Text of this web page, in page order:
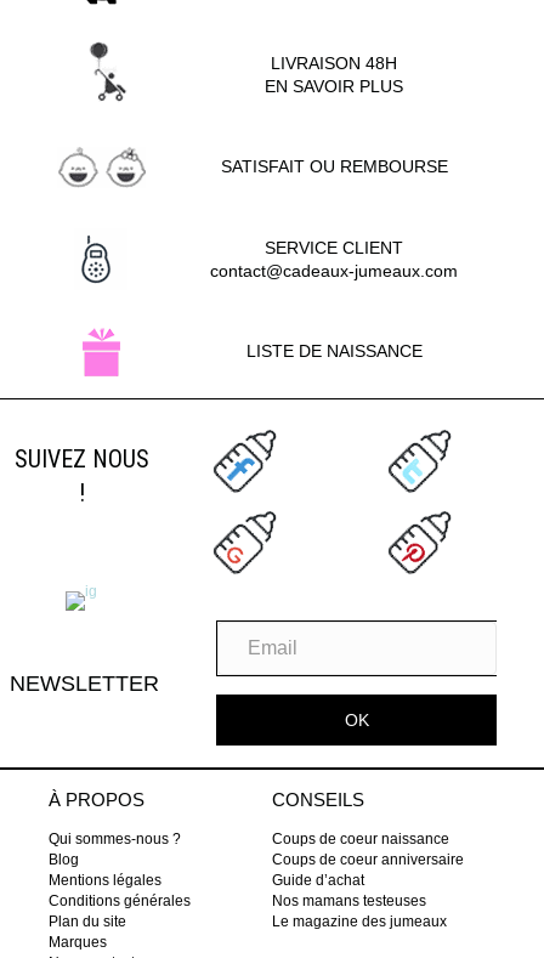
LIVRAISON 48H
EN SAVOIR PLUS
SATISFAIT OU REMBOURSE
SERVICE CLIENT
contact@cadeaux-jumeaux.com
LISTE DE NAISSANCE
SUIVEZ NOUS
!
NEWSLETTER
OK
À PROPOS
Qui sommes-nous ?
Blog
Mentions légales
Conditions générales
Plan du site
Marques
CONSEILS
Coups de coeur naissance
Coups de coeur anniversaire
Guide d’achat
Nos mamans testeuses
Le magazine des jumeaux